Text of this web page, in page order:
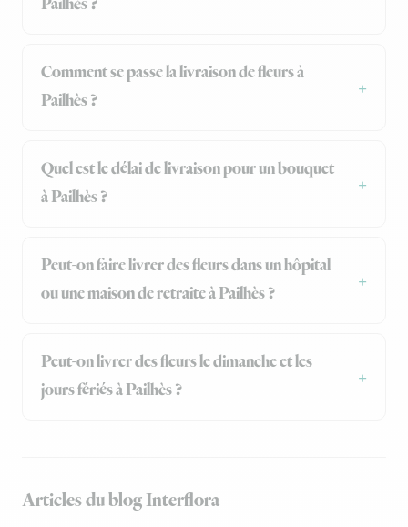
Pailhès ?
Comment se passe la livraison de fleurs à
Pailhès ?
Quel est le délai de livraison pour un bouquet
à Pailhès ?
Peut-on faire livrer des fleurs dans un hôpital
ou une maison de retraite à Pailhès ?
Peut-on livrer des fleurs le dimanche et les
jours fériés à Pailhès ?
Articles du blog Interflora